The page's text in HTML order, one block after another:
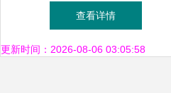
号变压器配件的白菜价盛宴
查看详情
更新时间：2026-08-06 03:05:58